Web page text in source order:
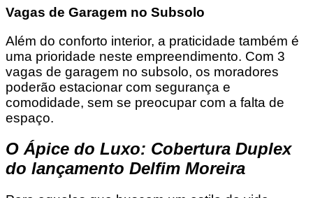
Vagas de Garagem no Subsolo
Além do conforto interior, a praticidade também é
uma prioridade neste empreendimento. Com 3
vagas de garagem no subsolo, os moradores
poderão estacionar com segurança e
comodidade, sem se preocupar com a falta de
espaço.
O Ápice do Luxo: Cobertura Duplex
do lançamento Delfim Moreira